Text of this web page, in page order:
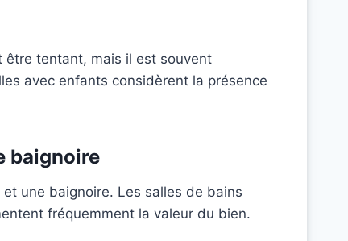
tentant, mais il est souvent
avec enfants considèrent la présence
baignoire
une baignoire. Les salles de bains
fréquemment la valeur du bien.